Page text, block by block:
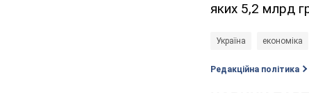
яких 5,2 млрд
Україна економіка
Редакційна політика